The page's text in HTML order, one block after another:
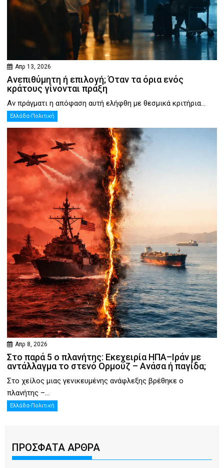
Απρ 13, 2026
Ανεπιθύμητη ή επιλογή; Όταν τα όρια ενός
κράτους γίνονται πράξη
Αν πράγματι η απόφαση αυτή ελήφθη με θεσμικά κριτήρια...
Ελλάδα-Πολιτική
Απρ 8, 2026
Στο παρά 5 ο πλανήτης: Εκεχειρία ΗΠΑ–Ιράν με
αντάλλαγμα το στενό Ορμούζ – Ανάσα ή παγίδα;
Στο χείλος μιας γενικευμένης ανάφλεξης βρέθηκε ο
πλανήτης –...
Ελλάδα-Πολιτική
ΠΡΟΣΦΑΤΑ ΑΡΘΡΑ